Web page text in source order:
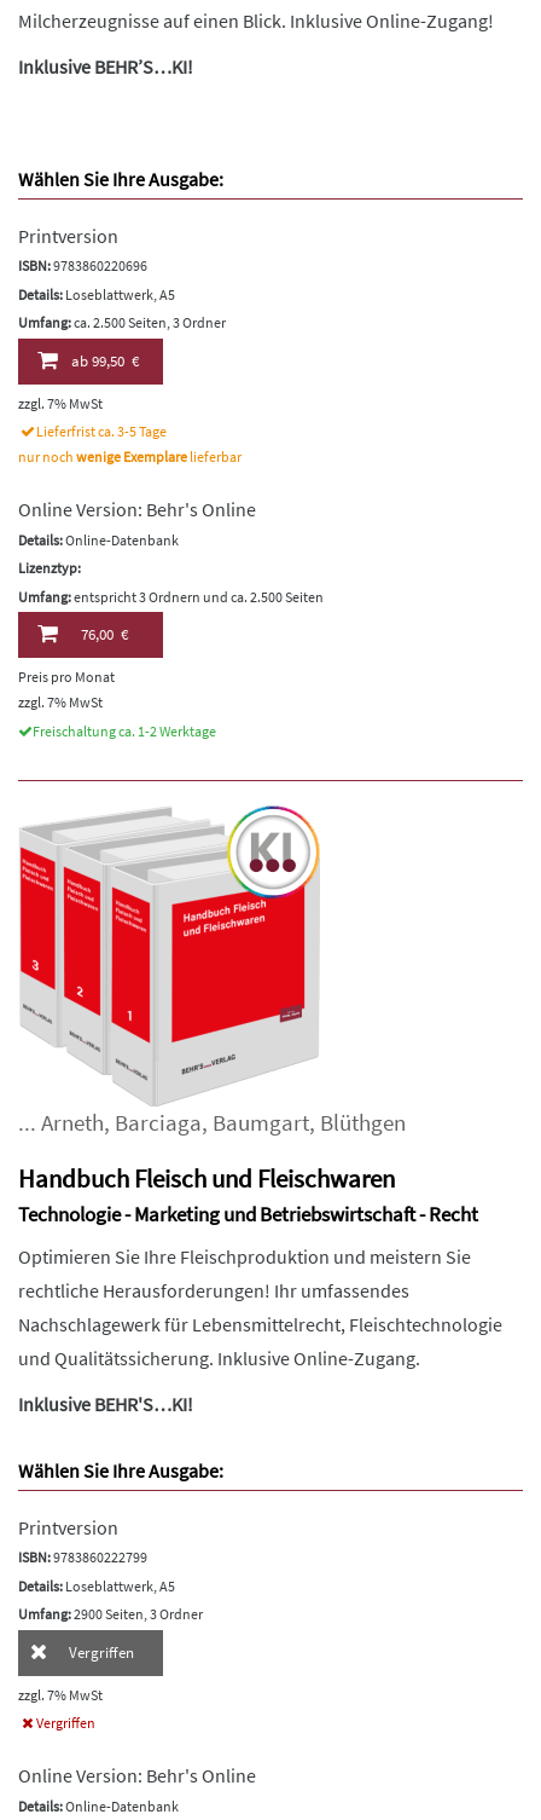
Milcherzeugnisse auf einen Blick. Inklusive Online-Zugang!
Inklusive BEHR’S…KI!
Wählen Sie Ihre Ausgabe:
Printversion
ISBN:9783860220696
Details: Loseblattwerk, A5
Umfang:ca. 2.500 Seiten, 3 Ordner
ab99,50 €
zzgl. 7% MwSt
Lieferfrist ca. 3-5 Tage
nur noch wenige Exemplare lieferbar
Online Version: Behr's Online
Details:Online-Datenbank
Lizenztyp:
Umfang:entspricht 3 Ordnern und ca. 2.500 Seiten
76,00 €
Preis pro Monat
zzgl. 7% MwSt
Freischaltung ca. 1-2 Werktage
... Arneth, Barciaga, Baumgart, Blüthgen
Handbuch Fleisch und Fleischwaren
Technologie - Marketing und Betriebswirtschaft - Recht
Optimieren Sie Ihre Fleischproduktion und meistern Sie
rechtliche Herausforderungen! Ihr umfassendes
Nachschlagewerk für Lebensmittelrecht, Fleischtechnologie
und Qualitätssicherung. Inklusive Online-Zugang.
Inklusive BEHR'S…KI!
Wählen Sie Ihre Ausgabe:
Printversion
ISBN:9783860222799
Details: Loseblattwerk, A5
Umfang:2900 Seiten, 3 Ordner
Vergriffen
zzgl. 7% MwSt
Vergriffen
Online Version: Behr's Online
Details:Online-Datenbank